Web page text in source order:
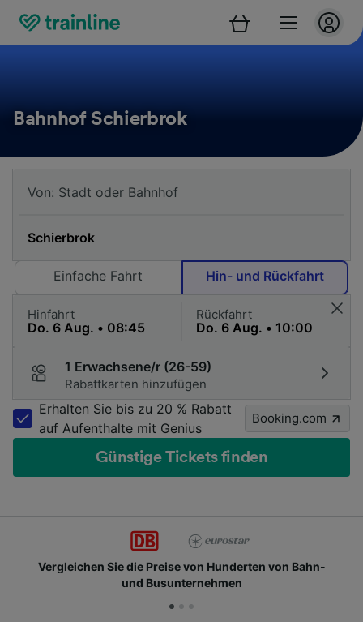
Bahnhof Schierbrok
Einfache Fahrt Hin- und Rückfahrt
Hinfahrt Rückfahrt
1 Erwachsene/r (26-59)
Rabattkarten hinzufügen
Erhalten Sie bis zu 20 % Rabatt
auf Aufenthalte mit Genius
Booking.com
Günstige Tickets finden
von Bahn-
Schließen Sie sich Millionen